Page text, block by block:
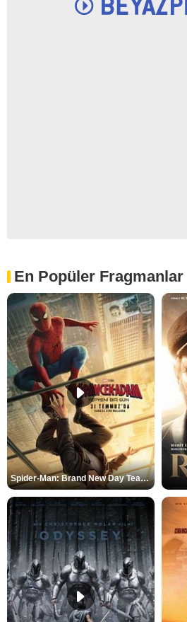
En Popüler Fragmanlar
Spider-Man: Brand New Day Teaser